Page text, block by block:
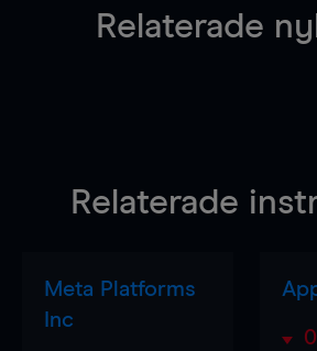
Relaterade
Relaterade
Meta Platforms
Inc